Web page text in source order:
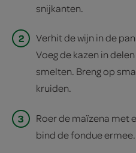
snijkanten.
2
Verhit de wijn in de
Voeg de kazen in
smelten. Breng op
kruiden.
3
Roer de maïzena met
bind de fondue ermee.